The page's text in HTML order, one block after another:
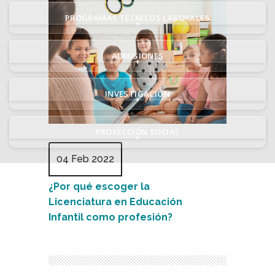
PROGRAMAS TÉCNICOS LABORALES
+
ADMISIONES
+
INVESTIGACIÓN
+
+
04 Feb 2022
¿Por qué escoger la
Licenciatura en Educación
Infantil como profesión?